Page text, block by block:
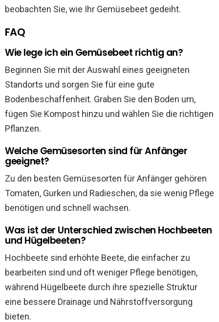
beobachten Sie, wie Ihr Gemüsebeet gedeiht.
FAQ
Wie lege ich ein Gemüsebeet richtig an?
Beginnen Sie mit der Auswahl eines geeigneten
Standorts und sorgen Sie für eine gute
Bodenbeschaffenheit. Graben Sie den Boden um,
fügen Sie Kompost hinzu und wählen Sie die richtigen
Pflanzen.
Welche Gemüsesorten sind für Anfänger
geeignet?
Zu den besten Gemüsesorten für Anfänger gehören
Tomaten, Gurken und Radieschen, da sie wenig Pflege
benötigen und schnell wachsen.
Was ist der Unterschied zwischen Hochbeeten
und Hügelbeeten?
Hochbeete sind erhöhte Beete, die einfacher zu
bearbeiten sind und oft weniger Pflege benötigen,
während Hügelbeete durch ihre spezielle Struktur
eine bessere Drainage und Nährstoffversorgung
bieten.